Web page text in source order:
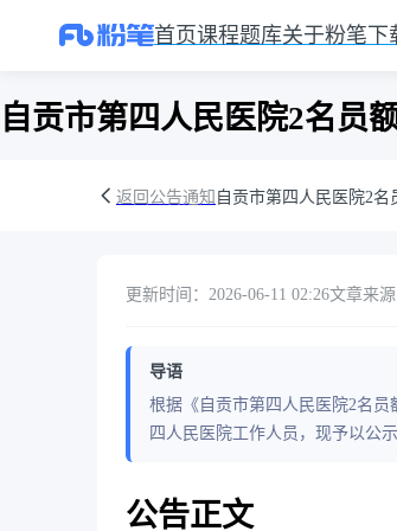
首页课程题库关于粉笔
自贡市第四人民医院2名员
返回公告通知 自贡市第四人民医院2
更新时间：2026-06-11 02:26文章来
导语
根据《自贡市第四人民医院2名
四人民医院工作人员，现予以公
公告正文